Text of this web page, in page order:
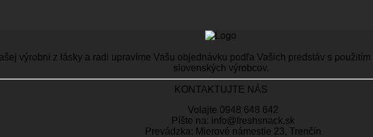
výrobni z lásky a radi upravíme Vašu objednávku podľa Vašich predstáv s
slovenských výrobcov.
KONTAKTUJTE NÁS
Volajte 0948 648 642
Píšte na: info@freshsnack.sk
Prevádzka: Mierové námestie 23, Trenčín